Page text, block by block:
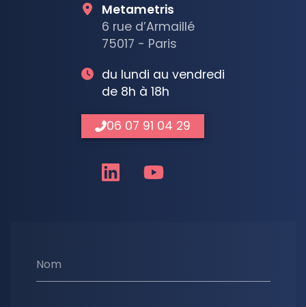
Nom
Metametris
6 rue d’Armaillé
75017 - Paris
du lundi au vendredi
de 8h à 18h
06 07 91 04 29